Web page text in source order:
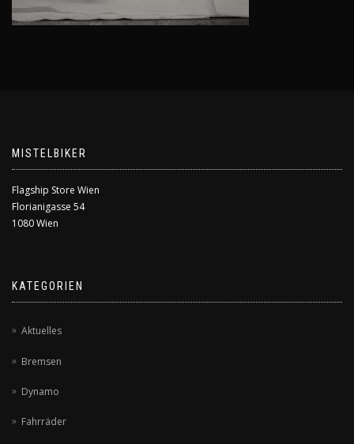
MISTELBIKER
Flagship Store Wien
Florianigasse 54
1080 Wien
KATEGORIEN
Aktuelles
Bremsen
Dynamo
Fahrräder